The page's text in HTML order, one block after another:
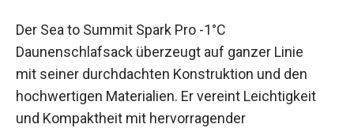
Der Sea to Summit Spark Pro -1°C
Daunenschlafsack überzeugt auf ganzer Linie
mit seiner durchdachten Konstruktion und den
hochwertigen Materialien. Er vereint Leichtigkeit
und Kompaktheit mit hervorragender